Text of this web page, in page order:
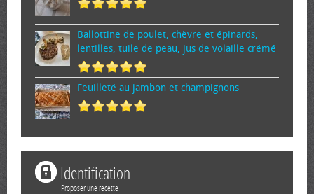
Ballottine de poulet, chèvre et épinards,
lentilles, tuile de peau, jus de volaille crémé
Feuilleté au jambon et champignons
Identification
Proposer une recette